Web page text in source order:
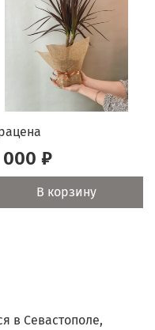
000 ₽
В корзину
в Севастополе,